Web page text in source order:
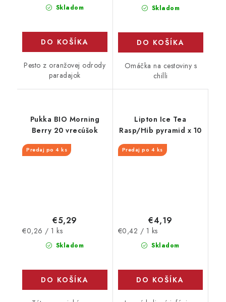
Skladom
DO KOŠÍKA
Pesto z oranžovej odrody
paradajok
Skladom
DO KOŠÍKA
Omáčka na cestoviny s
chilli
Pukka BIO Morning
Berry 20 vrecúšok
Predaj po 4 ks
Skladom
€5,29
Jednotková
€0,26 / 1 ks
DO KOŠÍKA
Lipton Ice Tea
Rasp/Hib pyramid x 10
Predaj po 4 ks
Skladom
€4,19
Jednotková
€0,42 / 1 ks
DO KOŠÍKA